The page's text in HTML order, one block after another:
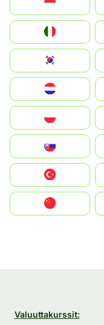
South Korea
United States
中國香港特別行政區
Valuuttakurssit: